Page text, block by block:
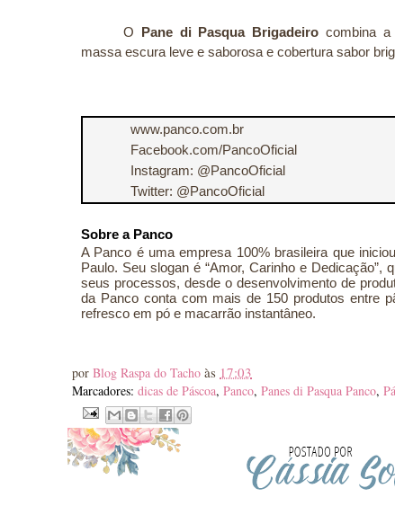
O Pane di Pasqua Brigadeiro combina a
massa escura leve e saborosa e cobertura sabor
www.panco.com.br
Facebook.com/PancoOficial
Instagram: @PancoOficial
Twitter: @PancoOficial
Sobre a Panco
A Panco é uma empresa 100% brasileira que
Paulo. Seu slogan é “Amor, Carinho e
seus processos, desde o desenvolvimento de
da Panco conta com mais de 150 produtos entre
refresco em pó e macarrão instantâneo.
por Blog Raspa do Tacho às 17:03
Marcadores: dicas de Páscoa, Panco, Panes di Pasqua Panco,